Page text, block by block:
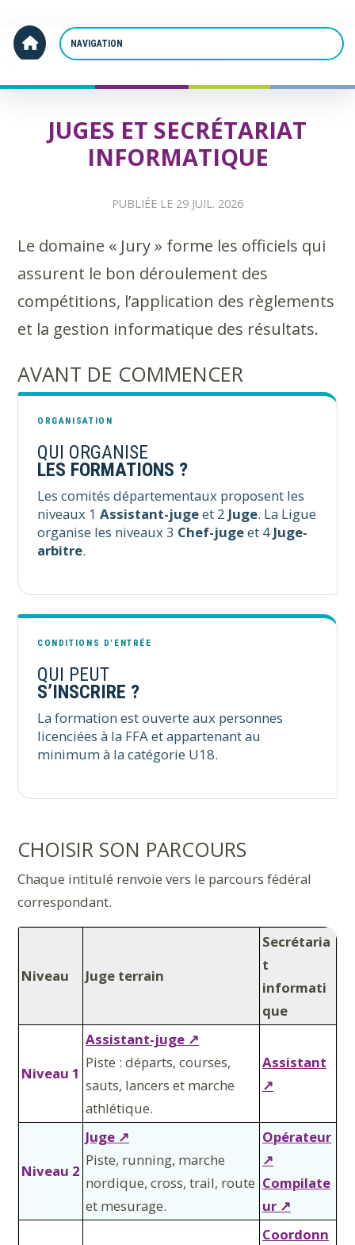
Accueil Juges et Secrétariat informatique
JUGES ET SECRÉTARIAT
INFORMATIQUE
PUBLIÉE LE 29 JUIL. 2026
Le domaine « Jury » forme les officiels qui
assurent le bon déroulement des
compétitions, l’application des règlements
et la gestion informatique des résultats.
AVANT DE COMMENCER
ORGANISATION
QUI ORGANISE
LES FORMATIONS ?
Les comités départementaux proposent les
niveaux 1 Assistant-jugeet 2 Juge. La Ligue
organise les niveaux 3 Chef-jugeet 4 Juge-
arbitre.
CONDITIONS D’ENTRÉE
QUI PEUT
S’INSCRIRE ?
La formation est ouverte aux personnes
licenciées à la FFA et appartenant au
minimum à la catégorie U18.
CHOISIR SON PARCOURS
Chaque intitulé renvoie vers le parcours fédéral
correspondant.
Niveau Juge terrain
Secrétaria
t
informati
que
Niveau 1
Assistant-juge ↗
Piste : départs, courses,
sauts, lancers et marche
athlétique.
Assistant
↗
Niveau 2
Juge ↗
Piste, running, marche
nordique, cross, trail, route
et mesurage.
Opérateur
↗
Compilate
ur ↗
Coordonn